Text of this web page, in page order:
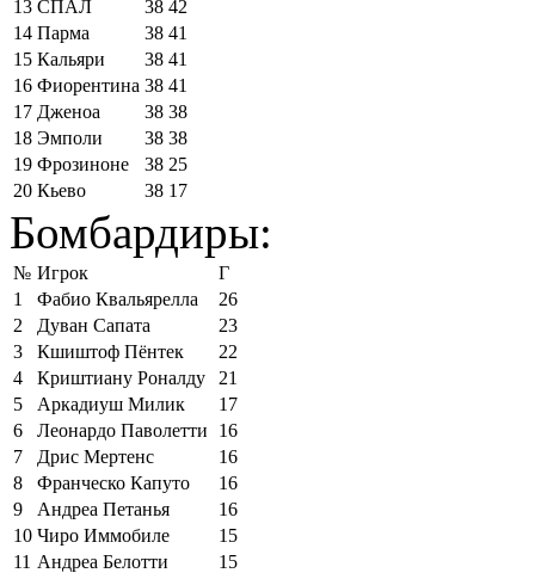
13 СПАЛ 38 42
14 Парма 38 41
15 Кальяри 38 41
16 Фиорентина 38 41
17 Дженоа 38 38
18 Эмполи 38 38
19 Фрозиноне 38 25
20 Кьево 38 17
Бомбардиры:
№ Игрок
Г
1
Фабио Квальярелла
26
2
Дуван Сапата
23
3
Кшиштоф Пёнтек
22
4
Криштиану Роналду
21
5
Аркадиуш Милик
17
6
Леонардо Паволетти
16
7
Дрис Мертенс
16
8
Франческо Капуто
16
9
Андреа Петанья
16
10 Чиро Иммобиле
15
11 Андреа Белотти
15